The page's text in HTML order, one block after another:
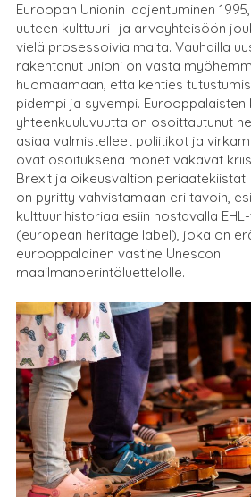
Euroopan Unionin laajentuminen
uuteen kulttuuri- ja arvoyhteisöön
vielä prosessoivia maita. Vauhdilla
rakentanut unioni on vasta
huomaamaan, että kenties
pidempi ja syvempi. Eurooppalaisten
yhteenkuuluvuutta on osoittautunut
asiaa valmistelleet poliitikot ja
ovat osoituksena monet vakavat
Brexit ja oikeusvaltion periaatekiistat.
on pyritty vahvistamaan eri tavoin,
kulttuurihistoriaa esiin nostavalla
(european heritage label), joka on
eurooppalainen vastine Unescon
maailmanperintöluettelolle.